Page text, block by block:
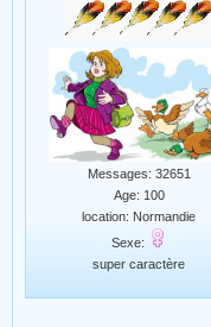
Messages: 32651
Age: 100
location: Normandie
Sexe:
super caractère